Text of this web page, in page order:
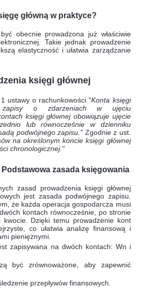
główną w praktyce?
obecnie prowadzona już właściwie
Takie jednak prowadzenie
elastyczność i ułatwia zarządzanie
księgi głównej
ustawy o rachunkowości "Konta księgi
zapisy o zdarzeniach w ujęciu
księgi głównej obowiązuje ujęcie
lub równocześnie w dzienniku
podwójnego zapisu." Zgodnie z ust.
na określonym koncie księgi głównej
chronologicznej."
zasada księgowania
zasad prowadzenia księgi głównej
jest zasada podwójnego zapisu.
że każda operacja gospodarcza musi
kontach równocześnie, po stronie
Dzięki temu prowadzenie kont
co ułatwia analizę finansową i
pieniężnymi.
zapisywana na dwóch kontach: Wn i
być zrównoważone, aby zapewnić
przepływów finansowych.